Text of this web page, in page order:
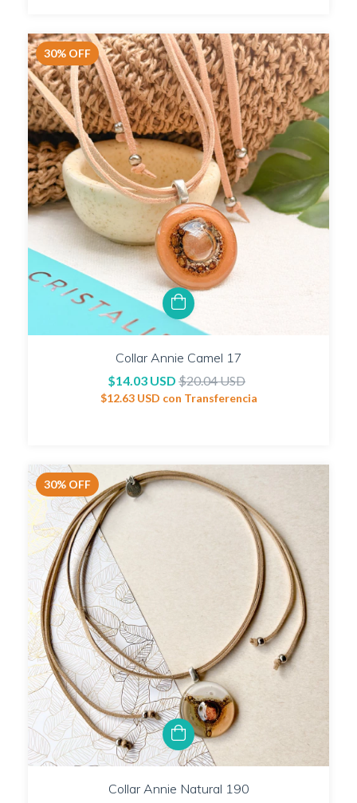
30% OFF
Collar Annie Camel 17
$14.03 USD $20.04 USD
$12.63 USD con Transferencia
30% OFF
Collar Annie Natural 190